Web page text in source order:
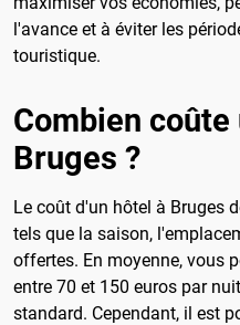
l'avance et à éviter les
touristique.
Combien coûte
Bruges ?
Le coût d'un hôtel à Bruges
tels que la saison,
offertes. En moyenne, vous
entre 70 et 150 euros par
standard. Cependant, il est